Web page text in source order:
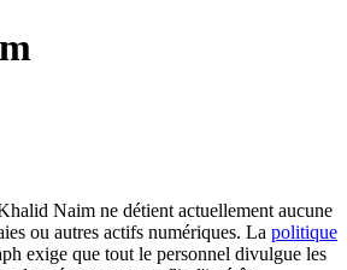
Naim ne détient actuellement aucune
ou autres actifs numériques. La politique
exige que tout le personnel divulgue les